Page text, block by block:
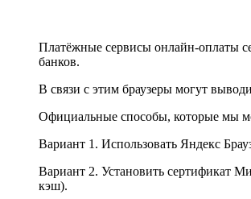
Платёжные сервисы онлайн-оплаты
банков.
В связи с этим браузеры могут
Официальные способы, которые мы
Вариант 1. Использовать Яндекс
Вариант 2. Установить сертификат
кэш).